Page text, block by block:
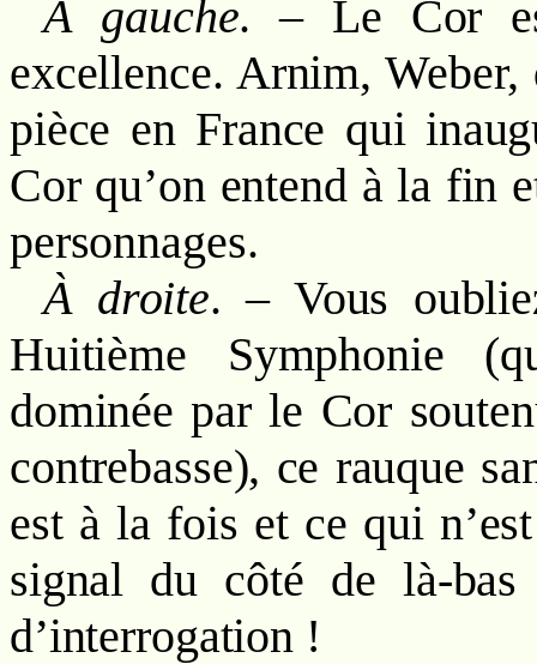
À gauche. – Le Cor
excellence. Arnim,
pièce en France qui
Cor qu’on entend à la fin
personnages.
À droite. – Vous
Huitième Symphonie
dominée par le Cor
contrebasse), ce rauque
est à la fois et ce qui
signal du côté de là-
d’interrogation !